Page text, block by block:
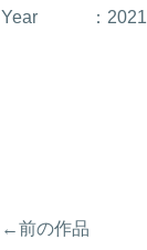
Year
：2021
←前の作品